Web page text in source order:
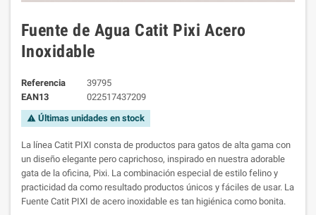
Fuente de Agua Catit Pixi Acero
Inoxidable
Referencia
39795
EAN13
022517437209
warning Últimas unidades en stock
La línea Catit PIXI consta de productos para gatos de alta gama con
un diseño elegante pero caprichoso, inspirado en nuestra adorable
gata de la oficina, Pixi. La combinación especial de estilo felino y
practicidad da como resultado productos únicos y fáciles de usar. La
Fuente Catit PIXI de acero inoxidable es tan higiénica como bonita.